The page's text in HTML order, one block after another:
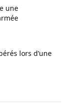
une
lors d’une